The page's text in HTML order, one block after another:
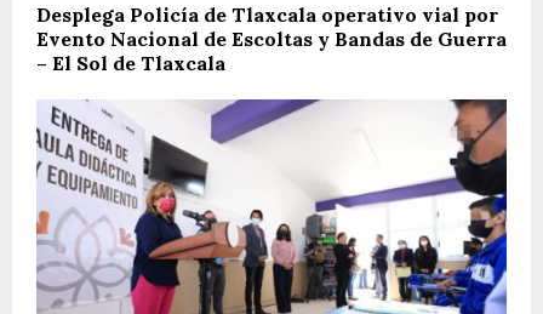
Desplega Policía de Tlaxcala operativo vial por
Evento Nacional de Escoltas y Bandas de Guerra
– El Sol de Tlaxcala